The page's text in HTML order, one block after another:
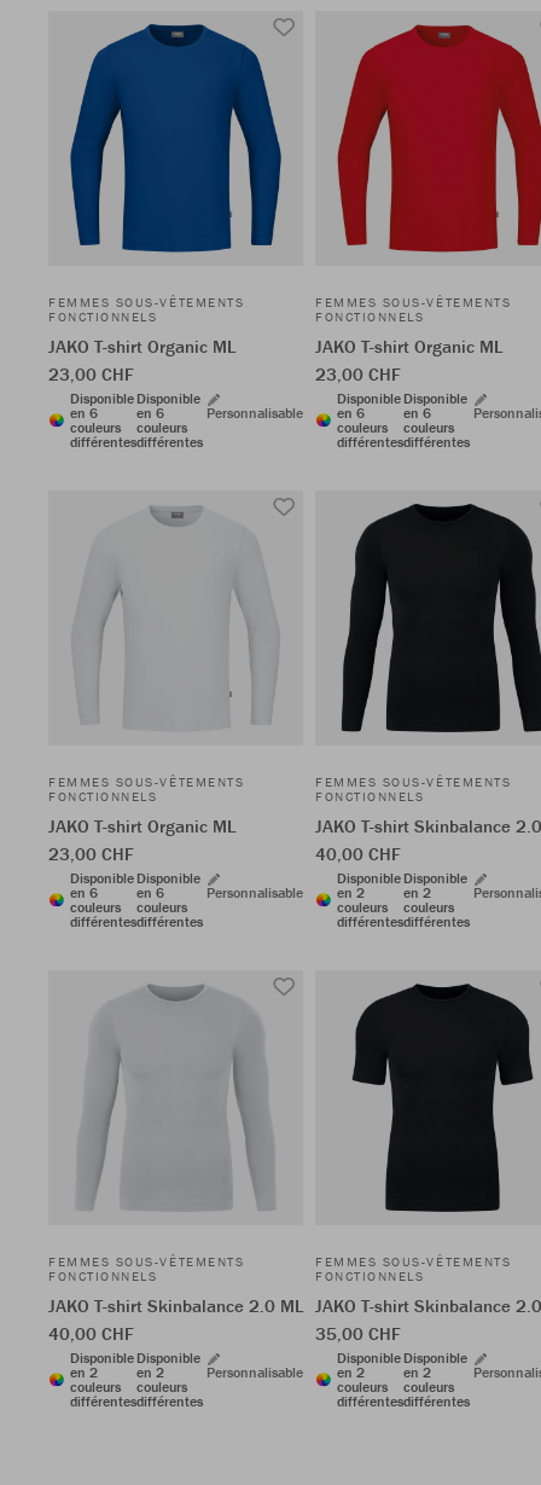
FEMMES SOUS-VÊTEMENTS
FONCTIONNELS
JAKO T-shirt Organic ML
23,00 CHF
Disponible
en 6
couleurs
différentes
Disponible
en 6
couleurs
différentes
Personnalisable
FEMMES SOUS-VÊTEMENTS
FONCTIONNELS
JAKO T-shirt Organic ML
23,00 CHF
Disponible
en 6
couleurs
différentes
Disponible
en 6
couleurs
différentes
FEMMES SOUS-VÊTEMENTS
FONCTIONNELS
JAKO T-shirt Organic ML
23,00 CHF
Disponible
en 6
couleurs
différentes
Disponible
en 6
couleurs
différentes
Personnalisable
FEMMES SOUS-VÊTEMENTS
FONCTIONNELS
JAKO T-shirt Skinbalance
40,00 CHF
Disponible
en 2
couleurs
différentes
Disponible
en 2
couleurs
différentes
FEMMES SOUS-VÊTEMENTS
FONCTIONNELS
JAKO T-shirt Skinbalance 2.0 ML
40,00 CHF
Disponible
en 2
couleurs
différentes
Disponible
en 2
couleurs
différentes
Personnalisable
FEMMES SOUS-VÊTEMENTS
FONCTIONNELS
JAKO T-shirt Skinbalance 2.0
35,00 CHF
Disponible
en 2
couleurs
différentes
Disponible
en 2
couleurs
différentes